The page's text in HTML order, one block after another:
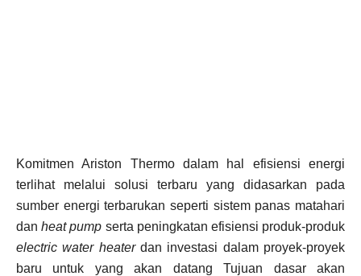
Komitmen Ariston Thermo dalam hal efisiensi energi
terlihat melalui solusi terbaru yang didasarkan pada
sumber energi terbarukan seperti sistem panas matahari
danheat pump serta peningkatan efisiensi produk-produk
electric water heaterdan investasi dalam proyek-proyek
baru untuk yang akan datang Tujuan dasar akan